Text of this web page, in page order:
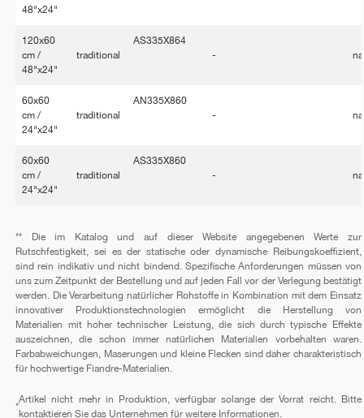
48"x24"
120x60
cm /
48"x24"
traditional
AS335X864
-
60x60
cm /
24"x24"
traditional
AN335X860
-
60x60
cm /
24"x24"
traditional
AS335X860
-
** Die im Katalog und auf dieser Website angegebenen Werte zur
Rutschfestigkeit, sei es der statische oder dynamische Reibungskoeffizient,
sind rein indikativ und nicht bindend. Spezifische Anforderungen müssen von
uns zum Zeitpunkt der Bestellung und auf jeden Fall vor der Verlegung bestätigt
werden. Die Verarbeitung natürlicher Rohstoffe in Kombination mit dem Einsatz
innovativer Produktionstechnologien ermöglicht die Herstellung von
Materialien mit hoher technischer Leistung, die sich durch typische Effekte
auszeichnen, die schon immer natürlichen Materialien vorbehalten waren.
Farbabweichungen, Maserungen und kleine Flecken sind daher charakteristisch
für hochwertige Fiandre-Materialien.
*
Artikel nicht mehr in Produktion, verfügbar solange der Vorrat reicht. Bitte
kontaktieren Sie das Unternehmen für weitere Informationen.